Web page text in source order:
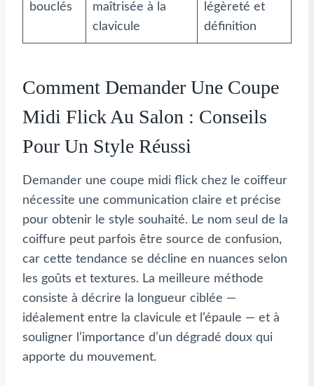
bouclés
maîtrisée à la
clavicule
légèreté et
définition
Comment Demander Une Coupe
Midi Flick Au Salon : Conseils
Pour Un Style Réussi
Demander une coupe midi flick chez le coiffeur
nécessite une communication claire et précise
pour obtenir le style souhaité. Le nom seul de la
coiffure peut parfois être source de confusion,
car cette tendance se décline en nuances selon
les goûts et textures. La meilleure méthode
consiste à décrire la longueur ciblée —
idéalement entre la clavicule et l’épaule — et à
souligner l’importance d’un dégradé doux qui
apporte du mouvement.